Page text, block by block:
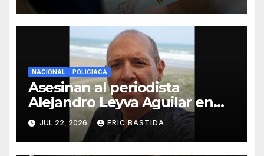
NACIONAL POLICIACA
Asesinan al periodista
Alejandro Leyva Aguilar en
Oaxaca mientras desayunaba
JUL 22, 2026 ERIC BASTIDA